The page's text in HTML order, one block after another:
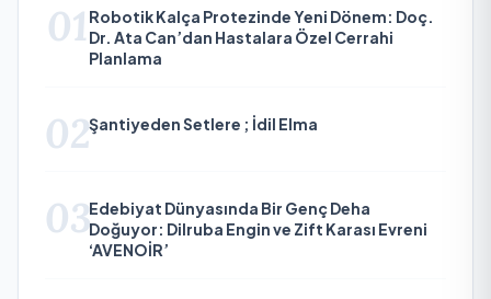
01 Robotik Kalça Protezinde Yeni Dönem: Doç.
Dr. Ata Can’dan Hastalara Özel Cerrahi
Planlama
02Şantiyeden Setlere ; İdil Elma
03Edebiyat Dünyasında Bir Genç Deha
Doğuyor: Dilruba Engin ve Zift Karası Evreni
‘AVENOİR’